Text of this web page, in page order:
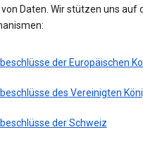
Daten. Wir stützen uns auf
der Europäischen
des Vereinigten
der Schweiz